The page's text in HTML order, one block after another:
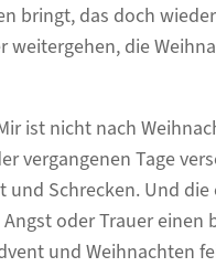
bringt, das doch
weitergehen, die
ist nicht nach
vergangenen Tage
Schrecken. Und die
oder Trauer einen
und Weihnachten